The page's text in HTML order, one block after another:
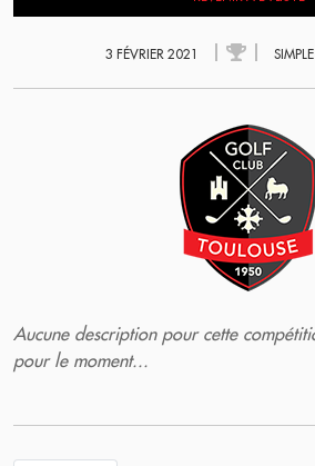
3 FÉVRIER 2021
Aucune description pour cette
pour le moment...